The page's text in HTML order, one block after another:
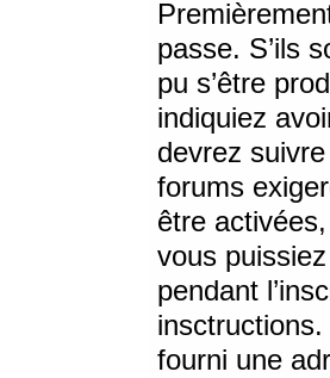
passe. S’ils
pu s’être
indiquiez
devrez
forums
être
vous
pendant
insctructions.
fourni une